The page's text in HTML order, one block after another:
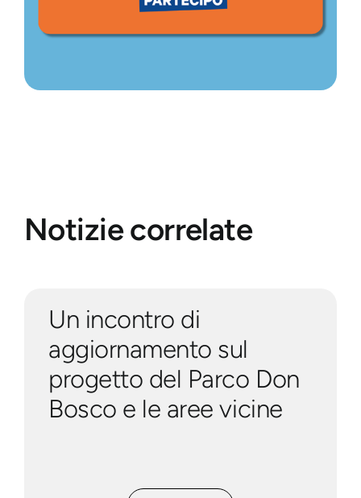
Notizie correlate
Un incontro di
aggiornamento sul
progetto del Parco Don
Bosco e le aree vicine